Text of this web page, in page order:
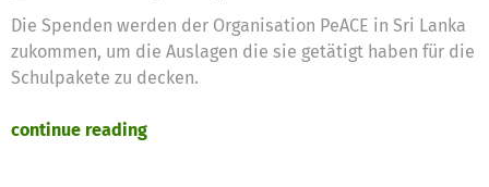
Die Spenden werden der Organisation PeACE in Sri Lanka
zukommen, um die Auslagen die sie getätigt haben für die
Schulpakete zu decken.
continue reading